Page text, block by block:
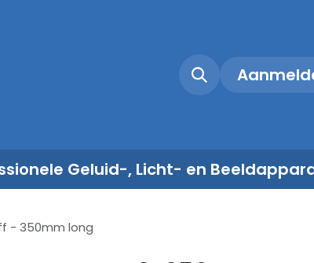
Contact
Geluid-, Licht- en
- 350mm long